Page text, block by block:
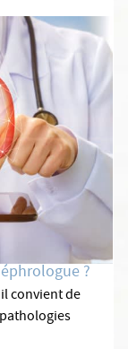
?
convient de